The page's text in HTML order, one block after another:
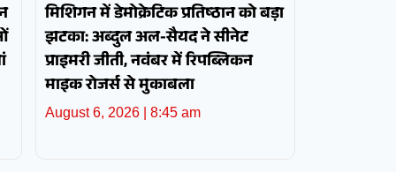
मिशिगन में डेमोक्रेटिक प्रतिष्ठान को बड़ा
झटका: अब्दुल अल-सैयद ने सीनेट
प्राइमरी जीती, नवंबर में रिपब्लिकन
माइक रोजर्स से मुकाबला
August 6, 2026 8:45 am